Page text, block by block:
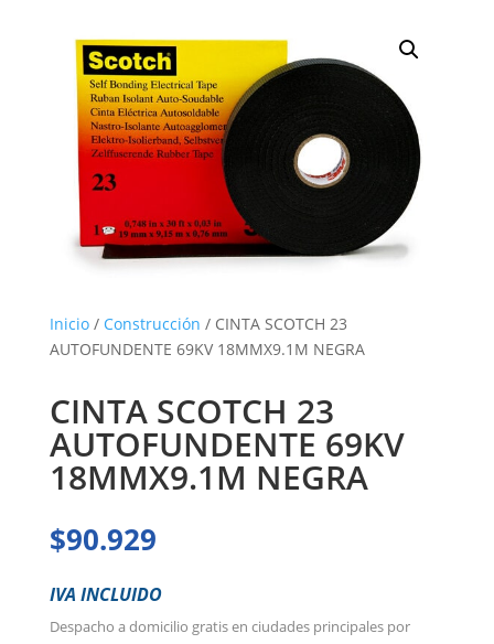
Inicio/ Construcción / CINTA SCOTCH 23
AUTOFUNDENTE 69KV 18MMX9.1M NEGRA
CINTA SCOTCH 23
AUTOFUNDENTE 69KV
18MMX9.1M NEGRA
$90.929
IVA INCLUIDO
Despacho a domicilio gratis en ciudades principales por